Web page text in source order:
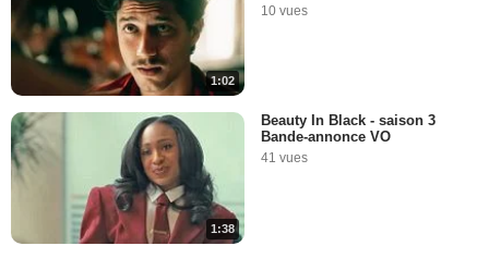
1:02
10 vues
1:38
Beauty In Black - saison 3
Bande-annonce VO
41 vues